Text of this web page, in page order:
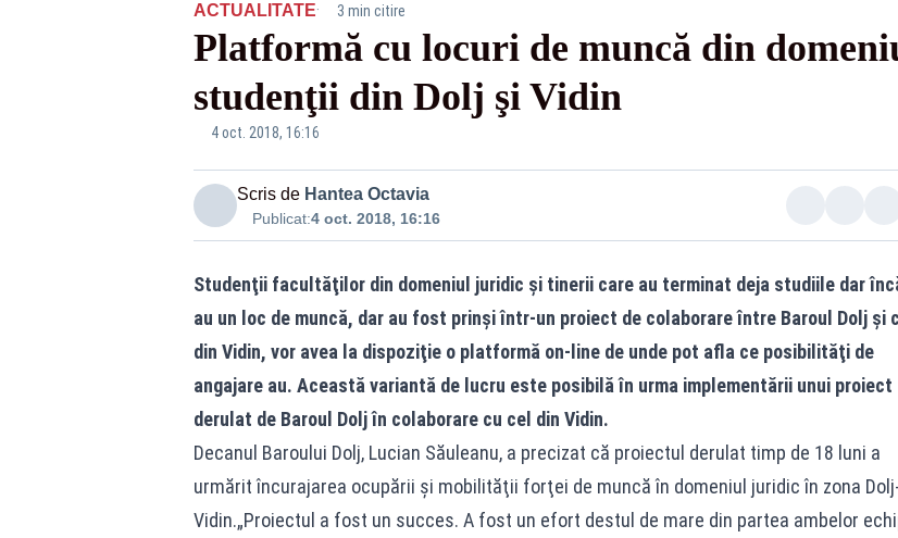
ACTUALITATE· 3 min citire
Platformă cu locuri de muncă din
studenţii din Dolj şi Vidin
4 oct. 2018, 16:16
Scris de Hantea Octavia
Publicat:4 oct. 2018, 16:16
Studenţii facultăţilor din domeniul juridic şi tinerii care au terminat deja studiile dar
au un loc de muncă, dar au fost prinşi într-un proiect de colaborare între Baroul Dolj şi
din Vidin, vor avea la dispoziţie o platformă on-line de unde pot afla ce posibilităţi de
angajare au. Această variantă de lucru este posibilă în urma implementării unui proiect
derulat de Baroul Dolj în colaborare cu cel din Vidin.
Decanul Baroului Dolj, Lucian Săuleanu, a precizat că proiectul derulat timp de 18 luni a
urmărit încurajarea ocupării şi mobilităţii forţei de muncă în domeniul juridic în zona
Vidin.„Proiectul a fost un succes. A fost un efort destul de mare din partea ambelor